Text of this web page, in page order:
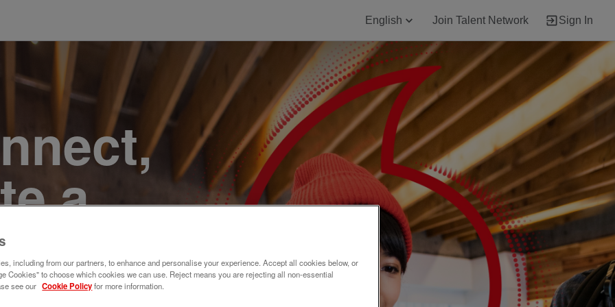
English Join Talent Network Sign In
a
Join
including from our partners, to enhance and personalise your experience. Accept all cookies below, or
Cookies" to choose which cookies we can use. Reject means you are rejecting all non-essential
see our Cookie Policyfor more information.